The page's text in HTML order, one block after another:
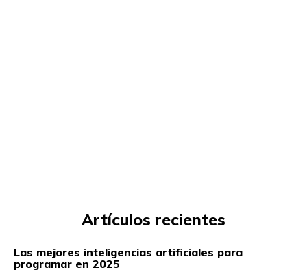
Artículos recientes
Las mejores inteligencias artificiales para
programar en 2025